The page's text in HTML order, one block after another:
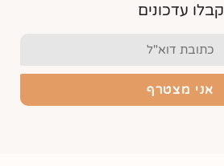
קבלו עדכונים
אני מצטרף